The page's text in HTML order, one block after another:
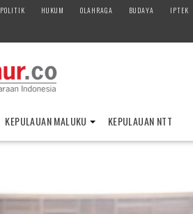
POLITIK HUKUM OLAHRAGA BUDAYA IPTEK
KEPULAUAN MALUKU KEPULAUAN NTT